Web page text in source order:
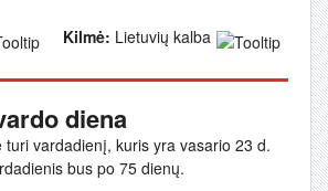
Kilmė: Lietuvių kalba
diena
turi vardadienį, kuris yra vasario 23 d.
bus po 75 dienų.